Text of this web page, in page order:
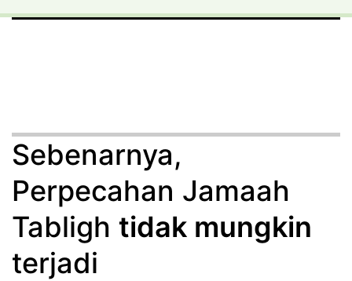
Sebenarnya,
Perpecahan Jamaah
Tabligh tidak mungkin
terjadi